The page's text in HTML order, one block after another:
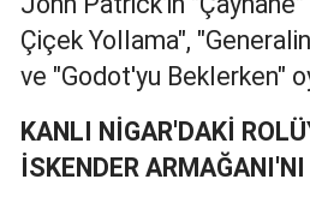
Çiçek Yollama",
ve "Godot'yu Beklerken"
KANLI NİGAR'DAKİ
İSKENDER